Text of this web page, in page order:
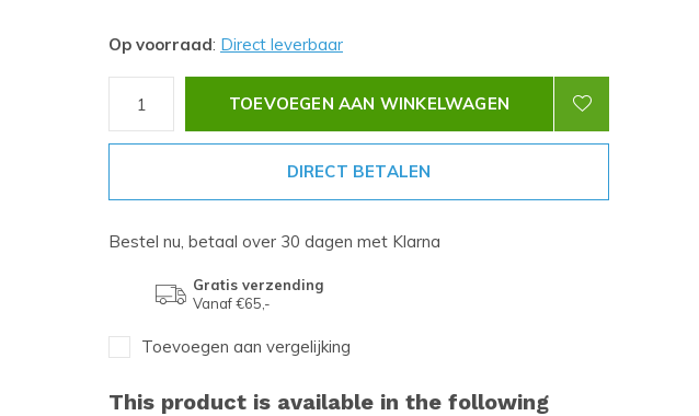
Op voorraad: Direct leverbaar
TOEVOEGEN AAN WINKELWAGEN
DIRECT BETALEN
Bestel nu, betaal over 30 dagen met Klarna
Gratis verzending
Vanaf €65,-
Toevoegen aan vergelijking
This product is available in the following